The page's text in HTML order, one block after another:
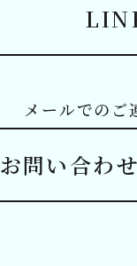
メールでのご
お問い合わ